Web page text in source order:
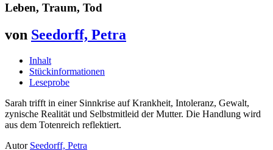
Leben, Traum, Tod
von Seedorff, Petra
Inhalt
Stückinformationen
Leseprobe
Sarah trifft in einer Sinnkrise auf Krankheit, Intoleranz, Gewalt,
zynische Realität und Selbstmitleid der Mutter. Die Handlung wird
aus dem Totenreich reflektiert.
Autor Seedorff, Petra